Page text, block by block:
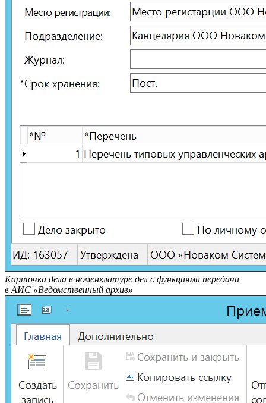
Карточка дела в номенклатуре дел с функциями передачи
в АИС «Ведомственный архив»